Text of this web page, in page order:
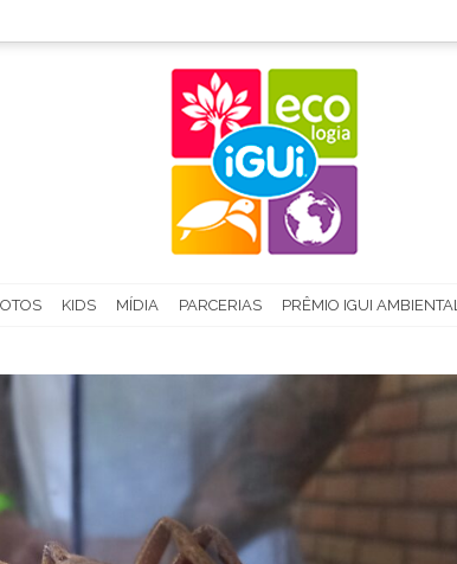
KIDS MÍDIA PARCERIAS PRÊMIO IGUI AMBIENTAL